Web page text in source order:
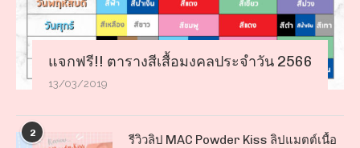
แจกฟรี!! ตารางสีเสื้อมงคลประจำวัน 2566
13/03/2019
2
รีวิวลิป MAC Powder Kiss ลิปแมตต์เนื้อ